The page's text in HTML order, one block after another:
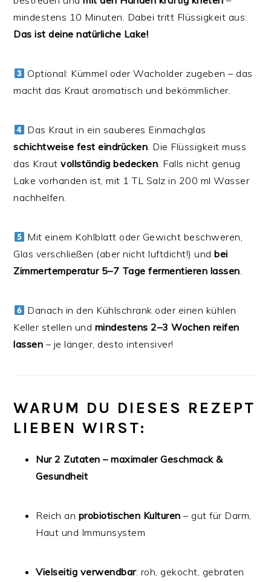
mindestens 10 Minuten. Dabei tritt Flüssigkeit aus:
Das ist deine natürliche Lake!
Optional: Kümmel oder Wacholder zugeben – das
macht das Kraut aromatisch und bekömmlicher.
Das Kraut in ein sauberes Einmachglas
schichtweise fest eindrücken. Die Flüssigkeit muss
das Krautvollständig bedecken. Falls nicht genug
Lake vorhanden ist, mit 1 TL Salz in 200 ml Wasser
nachhelfen.
Mit einem Kohlblatt oder Gewicht beschweren,
Glas verschließen (aber nicht luftdicht!) undbei
Zimmertemperatur 5–7 Tage fermentieren lassen.
Danach in den Kühlschrank oder einen kühlen
Keller stellen und mindestens 2–3 Wochen reifen
lassen – je länger, desto intensiver!
WARUM DU DIESES REZEPT
LIEBEN WIRST:
Nur 2 Zutaten – maximaler Geschmack &
Gesundheit
Reich an probiotischen Kulturen – gut für Darm,
Haut und Immunsystem
Vielseitig verwendbar: roh, gekocht, gebraten